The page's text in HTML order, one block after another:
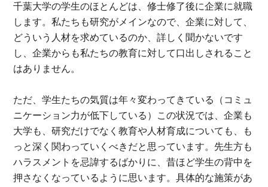
千葉大学の学生のほとんどは、修士修了後に企業に就職
します。私たちも研究がメインなので、企業に対して、
どういう人材を求めているのか、詳しく聞かないです
し、企業からも私たちの教育に対して口出しされること
はありません。
ただ、学生たちの気質は年々変わってきている（コミュ
ニケーション力が低下している）この状況では、企業も
大学も、研究だけでなく教育や人材育成についても、も
っと深く関わっていくべきだと思っています。先生方も
ハラスメントを忌諱するばかりに、昔ほど学生の背中を
押さなくなっているように思います。具体的な施策があ